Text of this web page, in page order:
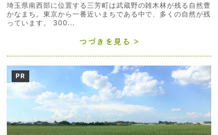
埼玉県南西部に位置する三芳町は武蔵野の雑木林が残る自然豊
かなまち。東京から一番近いまちである中で、多くの自然が残
っています。 300...
つづきを見る
PR